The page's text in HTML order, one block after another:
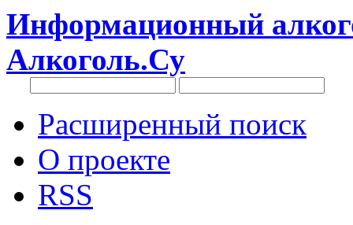
Информационный
Алкоголь.Су
Расширенный поиск
О проекте
RSS